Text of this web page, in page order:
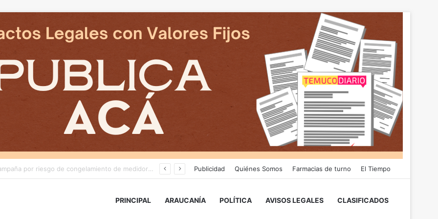
Deportes Temuco termina relación contractual con Arturo Sanhueza tras derrota ante Copiapó Publicidad Quiénes Somos Farmacias de turno El Tiempo
PRINCIPAL ARAUCANÍA POLÍTICA AVISOS LEGALES CLASIFICADOS